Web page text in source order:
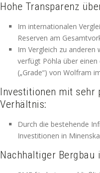
Hohe Transparenz
Im internationalen
Reserven am
Im Vergleich zu
verfügt Pöhla über
(„Grade“) von Wolfram
Investitionen mit sehr
Verhältnis:
Durch die bestehende
Investitionen in
Nachhaltiger Bergbau